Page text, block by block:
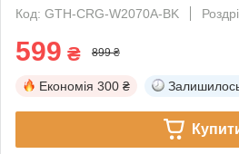
Код: GTH-CRG-W2070A-BK
599 ₴ 899 ₴
Економія 300 ₴